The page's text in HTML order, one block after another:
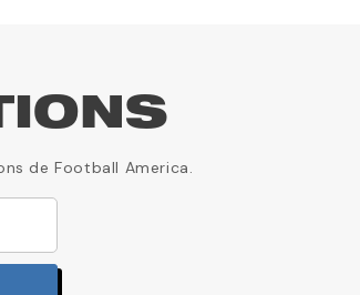
de Football America.